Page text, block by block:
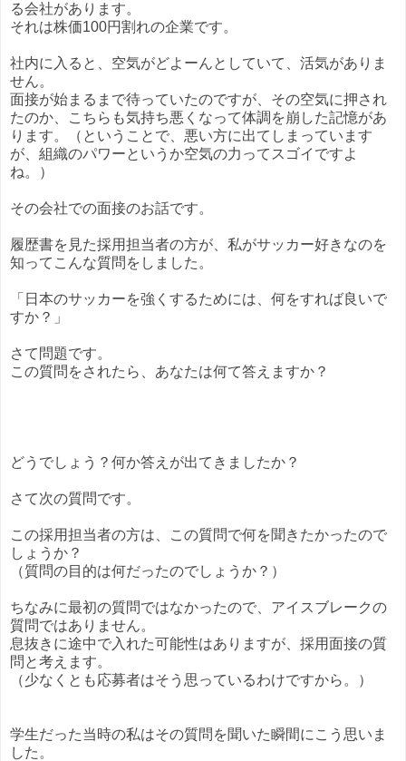
る会社があります。
それは株価100円割れの企業です。
社内に入ると、空気がどよーんとしていて、活気がありま
せん。
面接が始まるまで待っていたのですが、その空気に押され
たのか、こちらも気持ち悪くなって体調を崩した記憶があ
ります。（ということで、悪い方に出てしまっています
が、組織のパワーというか空気の力ってスゴイですよ
ね。）
その会社での面接のお話です。
履歴書を見た採用担当者の方が、私がサッカー好きなのを
知ってこんな質問をしました。
「日本のサッカーを強くするためには、何をすれば良いで
すか？」
さて問題です。
この質問をされたら、あなたは何て答えますか？
どうでしょう？何か答えが出てきましたか？
さて次の質問です。
この採用担当者の方は、この質問で何を聞きたかったので
しょうか？
（質問の目的は何だったのでしょうか？）
ちなみに最初の質問ではなかったので、アイスブレークの
質問ではありません。
息抜きに途中で入れた可能性はありますが、採用面接の質
問と考えます。
（少なくとも応募者はそう思っているわけですから。）
学生だった当時の私はその質問を聞いた瞬間にこう思いま
した。